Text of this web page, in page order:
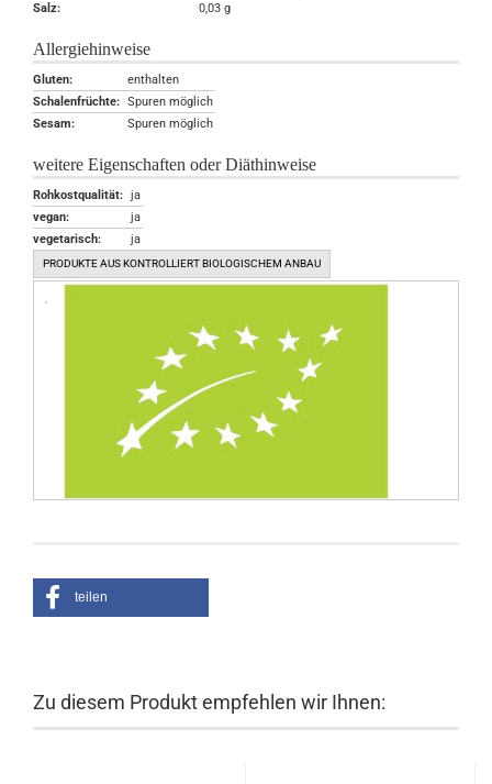
Salz:
0,03 g
Allergiehinweise
Gluten:
enthalten
Schalenfrüchte: Spuren möglich
Sesam:
Spuren möglich
weitere Eigenschaften oder Diäthinweise
Rohkostqualität: ja
vegan:
ja
vegetarisch:
ja
PRODUKTE AUS KONTROLLIERT BIOLOGISCHEM ANBAU
teilen
Zu diesem Produkt empfehlen wir Ihnen: